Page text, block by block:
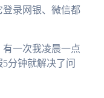
录网银、微信都
一次我凌晨一点
分钟就解决了问